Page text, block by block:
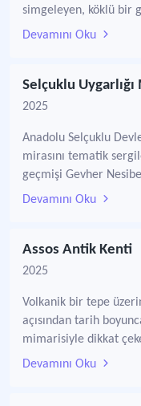
simgeleyen, köklü bir
Devamını Oku
Selçuklu Uygarlığı
2025
Anadolu Selçuklu
mirasını tematik
geçmişi Gevher
Devamını Oku
Assos Antik Kenti
2025
Volkanik bir tepe
açısından tarih
mimarisiyle dikkat
Devamını Oku